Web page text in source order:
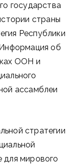
государства
страны
Республики
об
ООН и
ассамблеи
стратегии
для мирового